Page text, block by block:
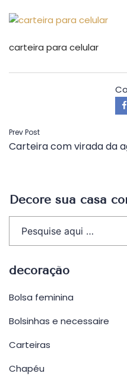
carteira para celular
Navegação
de
Prev Post
Carteira com virada da
Decore sua casa
decoração
Bolsa feminina
Bolsinhas e necessaire
Carteiras
Chapéu